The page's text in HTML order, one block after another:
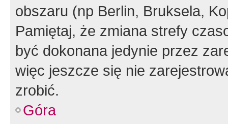
obszaru (np Berlin, Bruksela,
Pamiętaj, że zmiana strefy
być dokonana jedynie przez
więc jeszcze się nie
zrobić.
Góra